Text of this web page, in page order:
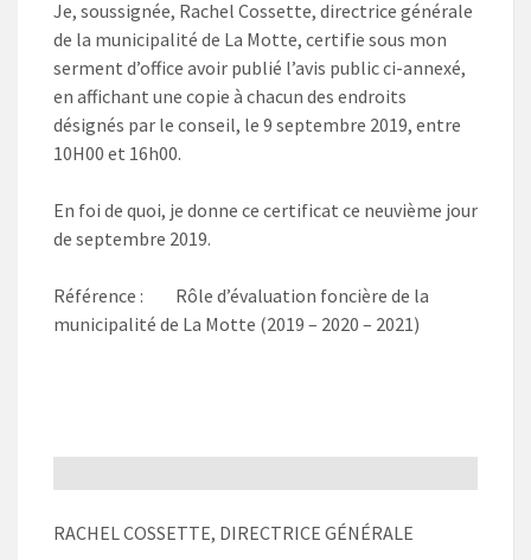
Je, soussignée, Rachel Cossette, directrice générale
de la municipalité de La Motte, certifie sous mon
serment d’office avoir publié l’avis public ci-annexé,
en affichant une copie à chacun des endroits
désignés par le conseil, le 9 septembre 2019, entre
10H00 et 16h00.
En foi de quoi, je donne ce certificat ce neuvième jour
de septembre 2019.
Référence : Rôle d’évaluation foncière de la
municipalité de La Motte (2019 – 2020 – 2021)
RACHEL COSSETTE, DIRECTRICE GÉNÉRALE